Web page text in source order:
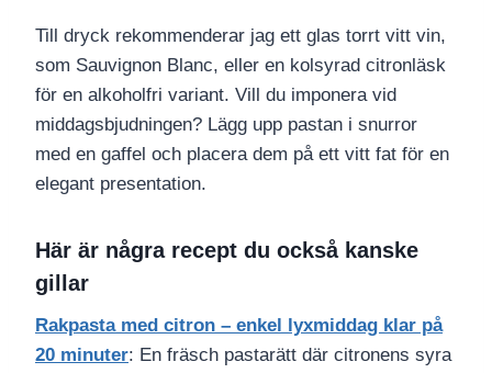
Till dryck rekommenderar jag ett glas torrt vitt vin,
som Sauvignon Blanc, eller en kolsyrad citronläsk
för en alkoholfri variant. Vill du imponera vid
middagsbjudningen? Lägg upp pastan i snurror
med en gaffel och placera dem på ett vitt fat för en
elegant presentation.
Här är några recept du också kanske
gillar
Rakpasta med citron – enkel lyxmiddag klar på
20 minuter: En fräsch pastarätt där citronens syra